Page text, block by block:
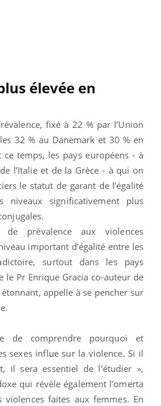
élevée en
fixé à 22 % par l’Union
32 % au Danemark et 30 % en
ce temps, les pays européens - à
l’Italie et de la Grèce - à qui on
le statut de garant de l’égalité
niveaux significativement plus
prévalence aux violences
important d’égalité entre les
surtout dans les pays
le Pr Enrique Gracia co-auteur de
appelle à se pencher sur
de comprendre pourquoi et
sexes influe sur la violence. Si il
il sera essentiel de l’étudier »,
qui révèle également l’omerta
violences faites aux femmes. En